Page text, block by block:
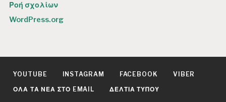
Ροή σχολίων
WordPress.org
YOUTUBE INSTAGRAM FACEBOOK VIBER
ΌΛΑ ΤΑ ΝΈΑ ΣΤΟ EMAIL ΔΕΛΤΊΑ ΤΎΠΟΥ